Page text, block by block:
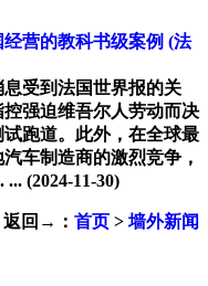
营的教科书级案例 (法
受到法国世界报的关
强迫维吾尔人劳动而决
跑道。此外，在全球最
车制造商的激烈竞争，
... (2024-11-30)
返回→： 首页 > 墙外新闻